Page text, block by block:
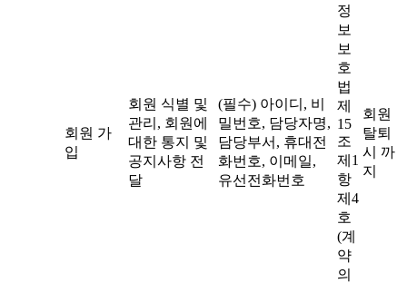
회원 가
입
회원 식별 및
관리, 회원에
대한 통지 및
공지사항 전
달
(필수) 아이디, 비
밀번호, 담당자명,
담당부서, 휴대전
화번호, 이메일,
유선전화번호
정
보
보
호
법
제
15
조
제1
항
제4
호
(계
약
의
회원
탈퇴
시 까
지